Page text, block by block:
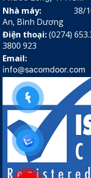
Nhà máy: 38/10
An, Bình Dương
Điện thoại:(0274)
3800 923
Email:
info@sacomdoor.com